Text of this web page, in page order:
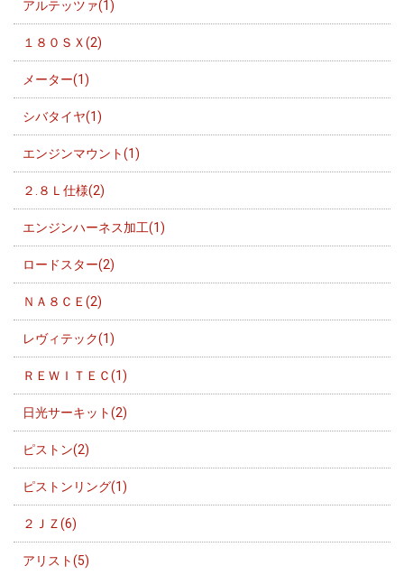
アルテッツァ(1)
１８０ＳＸ(2)
メーター(1)
シバタイヤ(1)
エンジンマウント(1)
２.８Ｌ仕様(2)
エンジンハーネス加工(1)
ロードスター(2)
ＮＡ８ＣＥ(2)
レヴィテック(1)
ＲＥＷＩＴＥＣ(1)
日光サーキット(2)
ピストン(2)
ピストンリング(1)
２ＪＺ(6)
アリスト(5)